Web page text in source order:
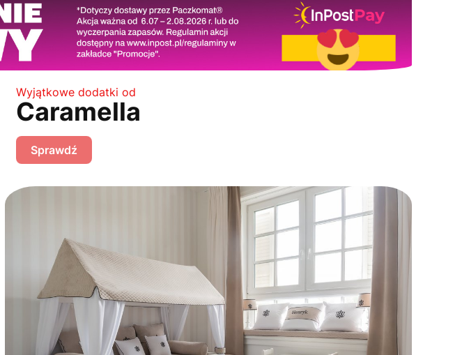
Wyjątkowe dodatki od
Caramella
Sprawdź